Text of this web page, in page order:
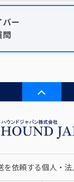
バー
問
を依頼する個人・